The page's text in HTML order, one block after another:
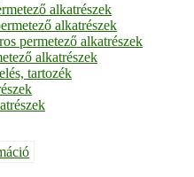
alkatrészek
alkatrészek
permetező alkatrészek
alkatrészek
tartozék